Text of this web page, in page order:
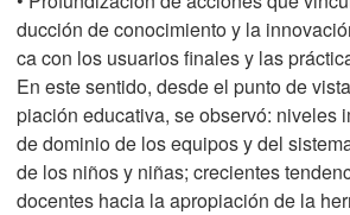
ducción de conocimiento y la
ca con los usuarios finales y las
En este sentido, desde el punto de
piación educativa, se observó: niveles
de dominio de los equipos y del
de los niños y niñas; crecientes
docentes hacia la apropiación de la